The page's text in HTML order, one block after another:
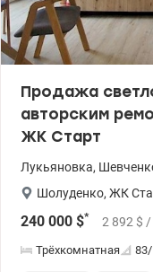
супермаркет Новус,
транспорта,
городским пляжем, где
Закрытая территория,
Цена: 133000у.е.
Продажа
авторским
ЖК Старт
Лукьяновка,
Шолуденкo, ЖК
240 000 $* 2 892 $ /
Трёхкомнатная